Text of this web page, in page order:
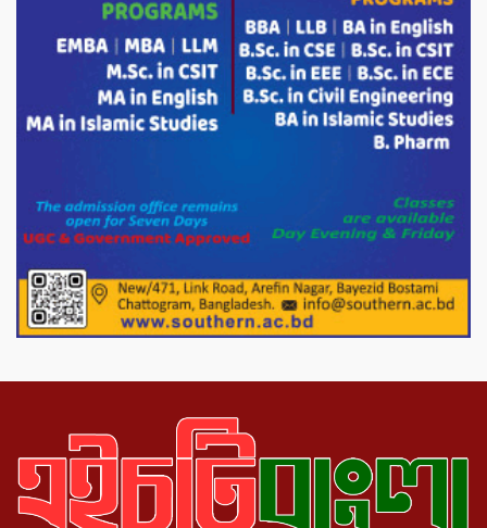
ভারপ্রাপ্ত রাষ্ট্রপতি হাফিজ উদ্দিন আহমদের
সাথে এইচটি বাংলা অনলাইন পোর্টাল ও আইপি
টিভির সম্পাদক মোঃ ইসমাইল হোসেনের
সৌজন্য সাক্ষাৎ।
পাটগ্রামে জুলাই অভ্যুত্থান দিবস উপলক্ষে
পোরশায় গণঅভ্যুত্থান দিবসে শহিদ ও জুলাই
১১ দলীয় ঐক্য পোরশা উপজেলা শাখার